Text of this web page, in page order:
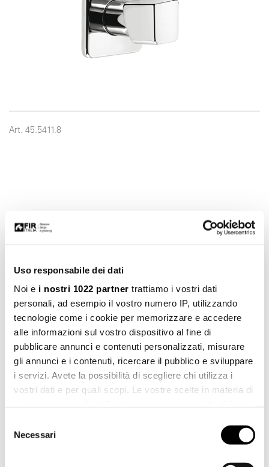
Uso responsabile dei dati
Noi e i nostri 1022 partner trattiamo i vostri dati
personali, ad esempio il vostro numero IP, utilizzando
tecnologie come i cookie per memorizzare e accedere
alle informazioni sul vostro dispositivo al fine di
pubblicare annunci e contenuti personalizzati, misurare
gli annunci e i contenuti, ricercare il pubblico e sviluppare
i servizi. Avete la possibilità di scegliere chi utilizza i
vostri dati e per quali scopi. Le vostre scelte in materia di
modificare o revocare il proprio consenso in qualsiasi
momento dalla Dichiarazione sui cookie o facendo clic
delNecessari
Art. 45.5411.8
Art. 46.9417.8